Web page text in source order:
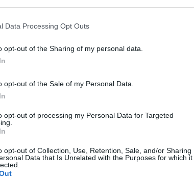
Data Processing Opt Outs
opt-out of the Sharing of my personal data.
opt-out of the Sale of my Personal Data.
opt-out of processing my Personal Data for Targeted
opt-out of Collection, Use, Retention, Sale, and/or Sharing
Data that Is Unrelated with the Purposes for which it
con Meredith? Per quanto